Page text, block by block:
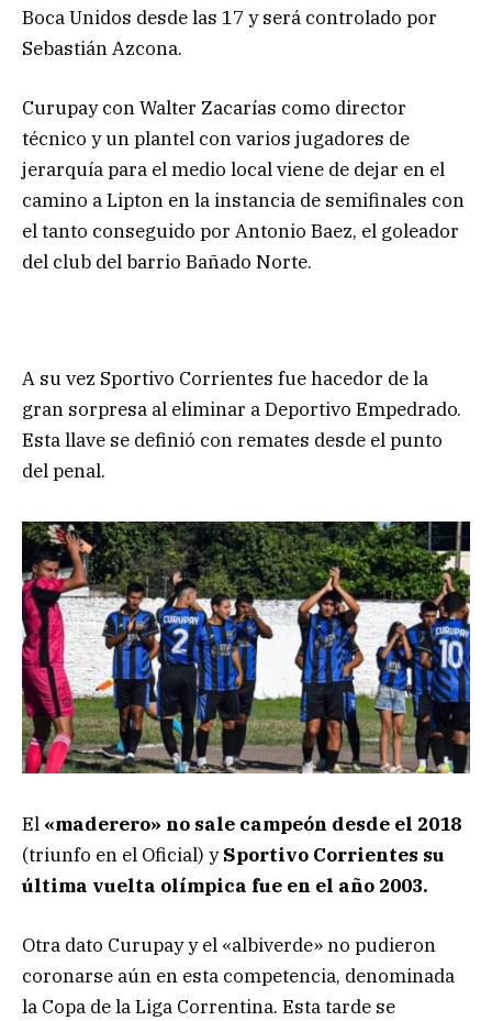
Boca Unidos desde las 17 y será controlado por
Sebastián Azcona.
Curupay con Walter Zacarías como director
técnico y un plantel con varios jugadores de
jerarquía para el medio local viene de dejar en el
camino a Lipton en la instancia de semifinales con
el tanto conseguido por Antonio Baez, el goleador
del club del barrio Bañado Norte.
A su vez Sportivo Corrientes fue hacedor de la
gran sorpresa al eliminar a Deportivo Empedrado.
Esta llave se definió con remates desde el punto
del penal.
El «maderero» no sale campeón desde el 2018
(triunfo en el Oficial) ySportivo Corrientes su
última vuelta olímpica fue en el año 2003.
Otra dato Curupay y el «albiverde» no pudieron
coronarse aún en esta competencia, denominada
la Copa de la Liga Correntina. Esta tarde se